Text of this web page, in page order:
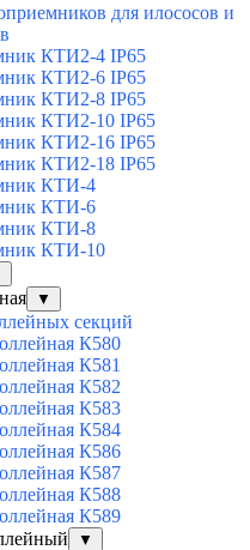
для илососов и
КТИ2-4 IP65
КТИ2-6 IP65
КТИ2-8 IP65
КТИ2-10 IP65
КТИ2-16 IP65
КТИ2-18 IP65
КТИ-4
КТИ-6
КТИ-8
КТИ-10
▼
секций
К580
К581
К582
К583
К584
К586
К587
К588
К589
▼